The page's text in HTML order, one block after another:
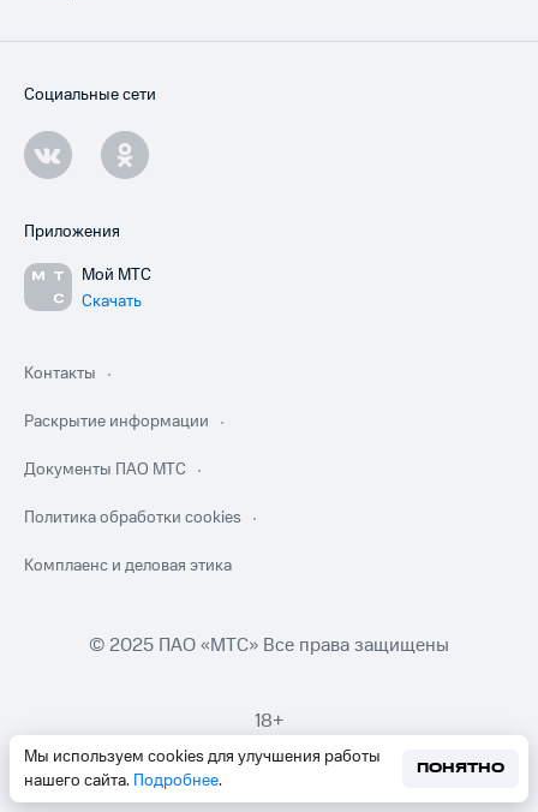
Мы используем cookies для улучшения работы
нашего сайта. Подробнее.
ПОНЯТНО
Социальные сети
Приложения
Мой МТС
Скачать
Контакты
Раскрытие информации
Документы ПАО МТС
Политика обработки cookies
Комплаенс и деловая этика
© 2025 ПАО «МТС» Все права защищены
18+